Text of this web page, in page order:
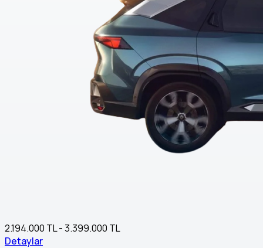
2.194.000 TL - 3.399.000 TL
Detaylar